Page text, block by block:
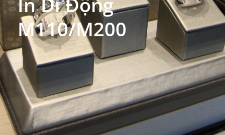
M110/M200